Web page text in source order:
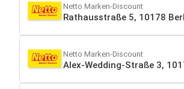
Netto Marken-Discount
Rathausstraße 5, 10178
Netto Marken-Discount
Alex-Wedding-Straße 3,